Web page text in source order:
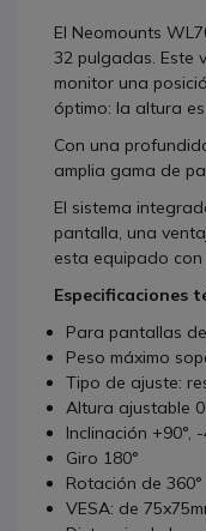
El Neomounts
32 pulgadas. Este
monitor una
óptimo: la altura
Con una
amplia gama de
El sistema
pantalla, una
esta equipado
Especificaciones
Para pantallas
Peso máximo
Tipo de ajuste:
Altura ajustable
Inclinación +90°,
Giro 180°
Rotación de 360°
VESA: de